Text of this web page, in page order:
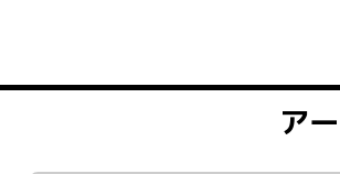
ア